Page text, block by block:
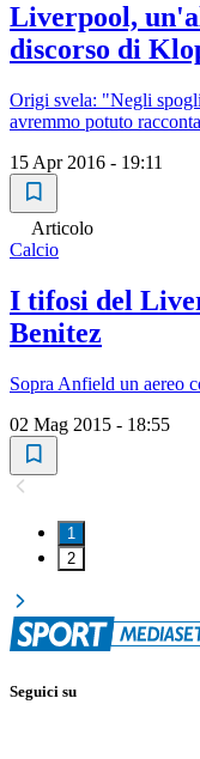
Liverpool,
discorso di
Origi svela: "Negli
avremmo potuto
15 Apr 2016 - 19:11
Articolo
Calcio
I tifosi del
Benitez
Sopra Anfield un aereo
02 Mag 2015 - 18:55
1
2
Seguici su